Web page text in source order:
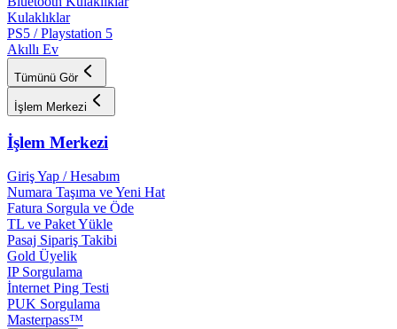
Kulaklıklar
PS5 / Playstation 5
Akıllı Ev
Tümünü Gör
İşlem Merkezi
İşlem Merkezi
Giriş Yap / Hesabım
Numara Taşıma ve Yeni Hat
Fatura Sorgula ve Öde
TL ve Paket Yükle
Pasaj Sipariş Takibi
Gold Üyelik
IP Sorgulama
İnternet Ping Testi
PUK Sorgulama
Masterpass™